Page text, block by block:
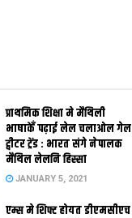
प्राथमिक शि‍क्षा मे मैथि‍ली
भाषाकेँ पढ़ाई लेल चलाओल गेल
ट्वीटर ट्रेंड : भारत संगे नेपालक
मैथिल लेलनि हिस्सा
JANUARY 5, 2021
एम्स मे शिफ्ट होयत डीएमसीएच